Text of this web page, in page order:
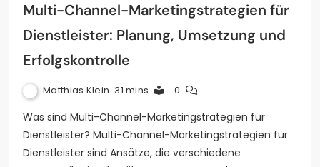
Multi-Channel-Marketingstrategien für
Dienstleister: Planung, Umsetzung und
Erfolgskontrolle
Matthias Klein 31 mins 0
Was sind Multi-Channel-Marketingstrategien für
Dienstleister? Multi-Channel-Marketingstrategien für
Dienstleister sind Ansätze, die verschiedene